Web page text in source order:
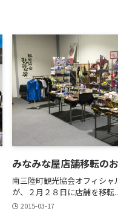
みなみな屋店舗移転の
南三陸町観光協会オフィシャ
が、２月２８日に店舗を移転
2015-03-17